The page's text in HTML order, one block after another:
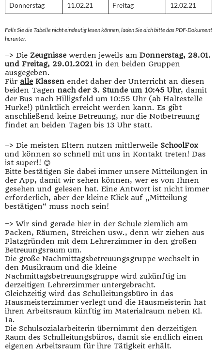
Donnerstag 11.02.21 Freitag 12.02.21
Falls Sie die Tabelle nicht eindeutig lesen können, laden Sie dich bitte das PDF-Dokument
herunter.
–> Die Zeugnisse werden jeweils am Donnerstag, 28.01.
und Freitag, 29.01.2021 in den beiden Gruppen
ausgegeben.
Für alle Klassen endet daher der Unterricht an diesen
beiden Tagen nach der 3. Stunde um 10:45 Uhr, damit
der Bus nach Hilligsfeld um 10:55 Uhr (ab Haltestelle
Hurke!) pünktlich erreicht werden kann. Es gibt
anschließend keine Betreuung, nur die Notbetreuung
findet an beiden Tagen bis 13 Uhr statt.
–> Die meisten Eltern nutzen mittlerweile SchoolFox
und können so schnell mit uns in Kontakt treten! Das
ist super!! 😊
Bitte bestätigen Sie dabei immer unsere Mitteilungen in
der App, damit wir sehen können, wer es von Ihnen
gesehen und gelesen hat. Eine Antwort ist nicht immer
erforderlich, aber der kleine Klick auf „Mitteilung
bestätigen“ muss noch sein!
–> Wir sind gerade hier in der Schule ziemlich am
Packen, Räumen, Streichen usw., denn wir ziehen aus
Platzgründen mit dem Lehrerzimmer in den großen
Betreuungsraum um.
Die große Nachmittagsbetreuungsgruppe wechselt in
den Musikraum und die kleine
Nachmittagsbetreuungsgruppe wird zukünftig im
derzeitigen Lehrerzimmer untergebracht.
Gleichzeitig wird das Schulleitungsbüro in das
Hausmeisterzimmer verlegt und die Hausmeisterin hat
ihren Arbeitsraum künftig im Materialraum neben Kl.
1a.
Die Schulsozialarbeiterin übernimmt den derzeitigen
Raum des Schulleitungsbüros, damit sie endlich einen
eigenen Arbeitsraum für ihre Tätigkeit erhält.